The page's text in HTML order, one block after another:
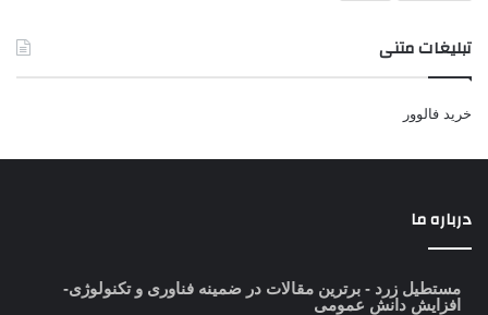
تبلیغات متنی
خرید فالوور
درباره ما
مستطیل زرد - برترین مقالات در ضمینه فناوری و تکنولوژی-
افزایش دانش عمومی